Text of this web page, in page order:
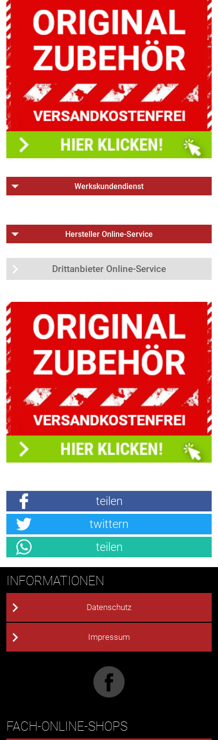
Werkskundendienst
Hersteller Online-Service
Drittanbieter Online-Service
teilen
twittern
teilen
INFORMATIONEN
Datenschutz
Impressum
FACH-ONLINE-SHOPS